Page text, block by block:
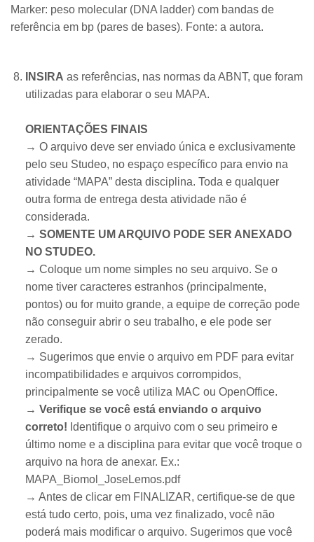
Marker: peso molecular (DNA ladder) com bandas de
referência em bp (pares de bases). Fonte: a autora.
INSIRA as referências, nas normas da ABNT, que foram
utilizadas para elaborar o seu MAPA.
ORIENTAÇÕES FINAIS
→ O arquivo deve ser enviado única e exclusivamente
pelo seu Studeo, no espaço específico para envio na
atividade “MAPA” desta disciplina. Toda e qualquer
outra forma de entrega desta atividade não é
considerada.
→ SOMENTE UM ARQUIVO PODE SER ANEXADO
NO STUDEO.
→ Coloque um nome simples no seu arquivo. Se o
nome tiver caracteres estranhos (principalmente,
pontos) ou for muito grande, a equipe de correção pode
não conseguir abrir o seu trabalho, e ele pode ser
zerado.
→ Sugerimos que envie o arquivo em PDF para evitar
incompatibilidades e arquivos corrompidos,
principalmente se você utiliza MAC ou OpenOffice.
→ Verifique se você está enviando o arquivo
correto! Identifique o arquivo com o seu primeiro e
último nome e a disciplina para evitar que você troque o
arquivo na hora de anexar. Ex.:
MAPA_Biomol_JoseLemos.pdf
→ Antes de clicar em FINALIZAR, certifique-se de que
está tudo certo, pois, uma vez finalizado, você não
poderá mais modificar o arquivo. Sugerimos que você